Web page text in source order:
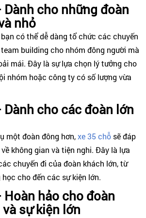
cho những đoàn
nhỏ
bạn có thể dễ dàng tổ chức các chuyến
building cho nhóm đông người mà
mái. Đây là sự lựa chọn lý tưởng cho
nhóm hoặc công ty có số lượng vừa
cho các đoàn lớn
một đoàn đông hơn,xe 35 chỗ sẽ đáp
không gian và tiện nghi. Đây là lựa
chuyến đi của đoàn khách lớn, từ
cho đến các sự kiện lớn.
hảo cho đoàn
sự kiện lớn